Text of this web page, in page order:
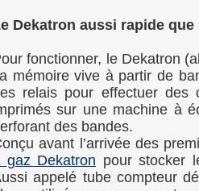
Dekatron aussi rapide
fonctionner, le Dekatron
mémoire vive à partir de
relais pour effectuer des
sur une machine à
des bandes.
avant l’arrivée des
gaz Dekatron pour stocker
appelé tube compteur